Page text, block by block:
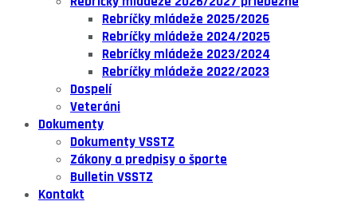
Rebríčky mládeže 2025/2026
Rebríčky mládeže 2024/2025
Rebríčky mládeže 2023/2024
Rebríčky mládeže 2022/2023
Dospelí
Veteráni
Dokumenty
Dokumenty VSSTZ
Zákony a predpisy o športe
Bulletin VSSTZ
Kontakt